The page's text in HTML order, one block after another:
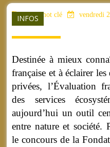
INFOS
aucun mot clé vendredi
Destinée à mieux
française et à éclairer
privées, l’Évaluation
des services
aujourd’hui un outil
entre nature et société.
le concours de la